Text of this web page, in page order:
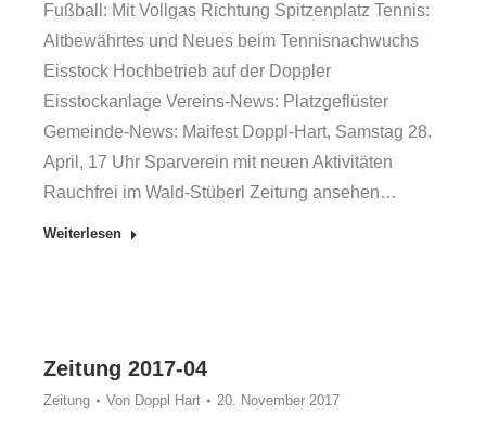
Fußball: Mit Vollgas Richtung Spitzenplatz Tennis:
Altbewährtes und Neues beim Tennisnachwuchs
Eisstock Hochbetrieb auf der Doppler
Eisstockanlage Vereins-News: Platzgeflüster
Gemeinde-News: Maifest Doppl-Hart, Samstag 28.
April, 17 Uhr Sparverein mit neuen Aktivitäten
Rauchfrei im Wald-Stüberl Zeitung ansehen…
Weiterlesen
Zeitung 2017-04
Zeitung Von Doppl Hart 20. November 2017